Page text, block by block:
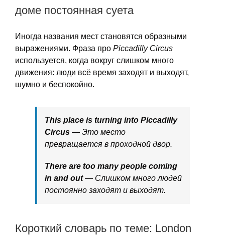
доме постоянная суета
Иногда названия мест становятся образными
выражениями. Фраза про Piccadilly Circus
используется, когда вокруг слишком много
движения: люди всё время заходят и выходят,
шумно и беспокойно.
This place is turning into Piccadilly
Circus — Это место
превращается в проходной двор.
There are too many people coming
in and out— Слишком много людей
постоянно заходят и выходят.
Короткий словарь по теме: London